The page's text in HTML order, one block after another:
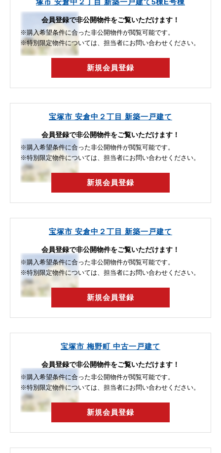
塚市 安倉中２丁目 新築一戸建て5棟E号棟
会員登録で非公開物件をご覧いただけます！
※購入希望条件に合った非公開物件が閲覧可能です。
※特別限定物件については、担当者にお問い合わせください。
新規会員登録
宝塚市 安倉中２丁目 新築一戸建て
会員登録で非公開物件をご覧いただけます！
※購入希望条件に合った非公開物件が閲覧可能です。
※特別限定物件については、担当者にお問い合わせください。
新規会員登録
宝塚市 安倉中２丁目 新築一戸建て
会員登録で非公開物件をご覧いただけます！
※購入希望条件に合った非公開物件が閲覧可能です。
※特別限定物件については、担当者にお問い合わせください。
新規会員登録
宝塚市 梅野町 中古一戸建て
会員登録で非公開物件をご覧いただけます！
※購入希望条件に合った非公開物件が閲覧可能です。
※特別限定物件については、担当者にお問い合わせください。
新規会員登録